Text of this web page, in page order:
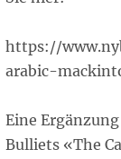
https://
arabic-
Eine
Bulliets «The